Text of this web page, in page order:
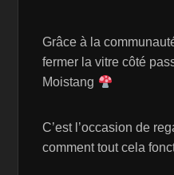
Grâce à la
fermer la vitre côté
Moistang
C’est l’occasion de
comment tout cela